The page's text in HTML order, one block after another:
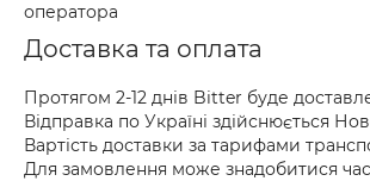
оператора
Доставка та оплата
Протягом 2-12 днів Bitter буде
Відправка по Україні здійснюється
Вартість доставки за тарифами
Для замовлення може знадобитися